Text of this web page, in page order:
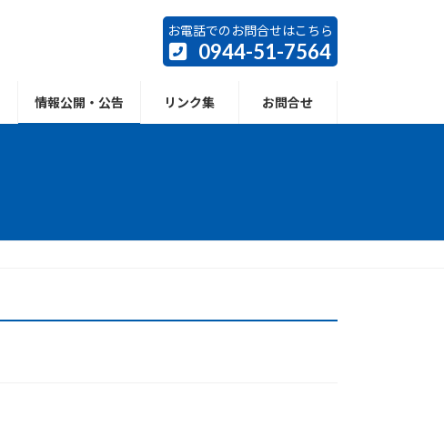
お電話でのお問合せはこちら
0944-51-7564
情報公開・公告 リンク集 お問合せ